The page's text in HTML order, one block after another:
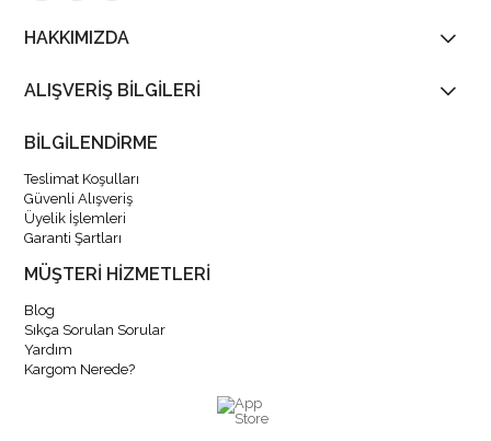
HAKKIMIZDA
ALIŞVERİŞ BİLGİLERİ
BİLGİLENDİRME
Teslimat Koşulları
Güvenli Alışveriş
Üyelik İşlemleri
Garanti Şartları
MÜŞTERİ HİZMETLERİ
Blog
Sıkça Sorulan Sorular
Yardım
Kargom Nerede?